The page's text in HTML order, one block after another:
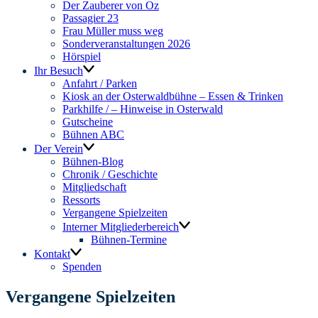
Der Zauberer von Oz
Passagier 23
Frau Müller muss weg
Sonderveranstaltungen 2026
Hörspiel
Ihr Besuch
Anfahrt / Parken
Kiosk an der Osterwaldbühne – Essen & Trinken
Parkhilfe / – Hinweise in Osterwald
Gutscheine
Bühnen ABC
Der Verein
Bühnen-Blog
Chronik / Geschichte
Mitgliedschaft
Ressorts
Vergangene Spielzeiten
Interner Mitgliederbereich
Bühnen-Termine
Kontakt
Spenden
Vergangene Spielzeiten